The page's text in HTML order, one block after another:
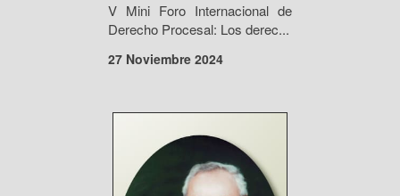
V Mini Foro Internacional de
Derecho Procesal: Los derec...
27 Noviembre 2024